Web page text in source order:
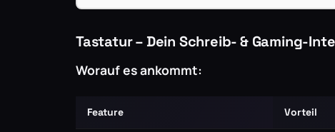
Tastatur – Dein Schreib- & Gaming-
Worauf es ankommt:
Feature Vorteil